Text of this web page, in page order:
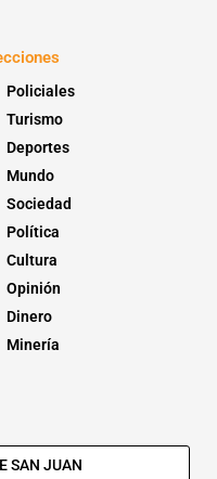
Policiales
Turismo
Deportes
Mundo
Sociedad
Política
Cultura
Opinión
Dinero
Minería
SAN JUAN